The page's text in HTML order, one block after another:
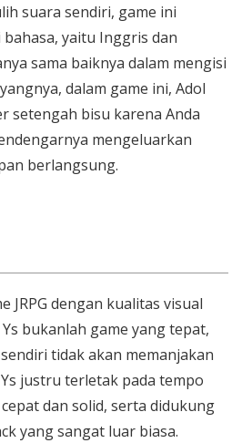
suara sendiri, game ini
yaitu Inggris dan
sama baiknya dalam mengisi
dalam game ini, Adol
setengah bisu karena Anda
mengeluarkan
berlangsung.
JRPG dengan kualitas visual
bukanlah game yang tepat,
tidak akan memanjakan
justru terletak pada tempo
dan solid, serta didukung
yang sangat luar biasa.